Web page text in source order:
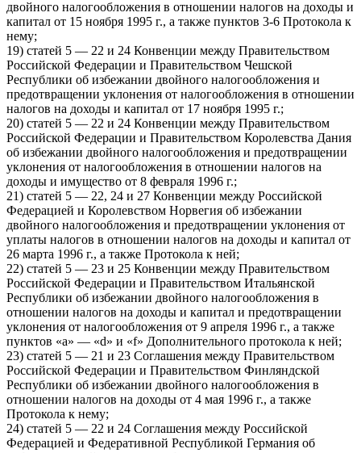
двойного налогообложения в отношении налогов на доходы и
капитал от 15 ноября 1995 г., а также пунктов 3-6 Протокола к
нему;
19) статей 5 — 22 и 24 Конвенции между Правительством
Российской Федерации и Правительством Чешской
Республики об избежании двойного налогообложения и
предотвращении уклонения от налогообложения в отношении
налогов на доходы и капитал от 17 ноября 1995 г.;
20) статей 5 — 22 и 24 Конвенции между Правительством
Российской Федерации и Правительством Королевства Дания
об избежании двойного налогообложения и предотвращении
уклонения от налогообложения в отношении налогов на
доходы и имущество от 8 февраля 1996 г.;
21) статей 5 — 22, 24 и 27 Конвенции между Российской
Федерацией и Королевством Норвегия об избежании
двойного налогообложения и предотвращении уклонения от
уплаты налогов в отношении налогов на доходы и капитал от
26 марта 1996 г., а также Протокола к ней;
22) статей 5 — 23 и 25 Конвенции между Правительством
Российской Федерации и Правительством Итальянской
Республики об избежании двойного налогообложения в
отношении налогов на доходы и капитал и предотвращении
уклонения от налогообложения от 9 апреля 1996 г., а также
пунктов «a» — «d» и «f» Дополнительного протокола к ней;
23) статей 5 — 21 и 23 Соглашения между Правительством
Российской Федерации и Правительством Финляндской
Республики об избежании двойного налогообложения в
отношении налогов на доходы от 4 мая 1996 г., а также
Протокола к нему;
24) статей 5 — 22 и 24 Соглашения между Российской
Федерацией и Федеративной Республикой Германия об